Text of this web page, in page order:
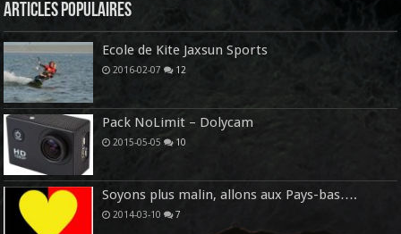
Articles Populaires
Ecole de Kite Jaxsun Sports
2016-02-07 12
Pack NoLimit – Dolycam
2015-05-05 10
Soyons plus malin, allons aux Pays-bas….
2014-03-10 7